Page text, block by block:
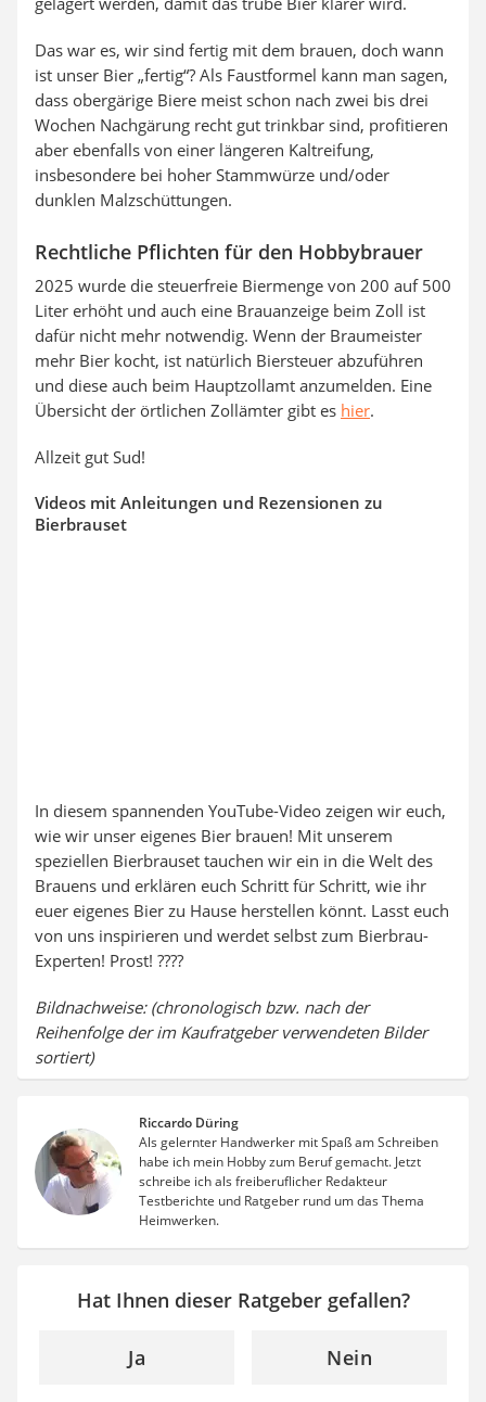
Das war es, wir sind fertig mit dem brauen, doch wann
ist unser Bier „fertig“? Als Faustformel kann man sagen,
dass obergärige Biere meist schon nach zwei bis drei
Wochen Nachgärung recht gut trinkbar sind, profitieren
aber ebenfalls von einer längeren Kaltreifung,
insbesondere bei hoher Stammwürze und/oder
dunklen Malzschüttungen.
Rechtliche Pflichten für den Hobbybrauer
2025 wurde die steuerfreie Biermenge von 200 auf 500
Liter erhöht und auch eine Brauanzeige beim Zoll ist
dafür nicht mehr notwendig. Wenn der Braumeister
mehr Bier kocht, ist natürlich Biersteuer abzuführen
und diese auch beim Hauptzollamt anzumelden. Eine
Übersicht der örtlichen Zollämter gibt es hier.
Allzeit gut Sud!
Videos mit Anleitungen und Rezensionen zu
Bierbrauset
In diesem spannenden YouTube-Video zeigen wir euch,
wie wir unser eigenes Bier brauen! Mit unserem
speziellen Bierbrauset tauchen wir ein in die Welt des
Brauens und erklären euch Schritt für Schritt, wie ihr
euer eigenes Bier zu Hause herstellen könnt. Lasst euch
von uns inspirieren und werdet selbst zum Bierbrau-
Experten! Prost! ????
Bildnachweise: (chronologisch bzw. nach der
Reihenfolge der im Kaufratgeber verwendeten Bilder
sortiert)
Riccardo Düring
Als gelernter Handwerker mit Spaß am Schreiben
habe ich mein Hobby zum Beruf gemacht. Jetzt
schreibe ich als freiberuflicher Redakteur
Testberichte und Ratgeber rund um das Thema
Heimwerken.
Hat Ihnen dieser Ratgeber gefallen?
Ja Nein